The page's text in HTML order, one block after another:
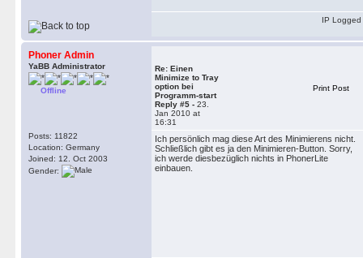
IP Logged
Phoner Admin
YaBB Administrator
Offline
Posts: 11822
Location: Germany
Joined: 12. Oct 2003
Gender:
Re: Einen
Minimize to Tray
option bei
Programm-start
Reply #5 - 23.
Jan 2010 at
16:31
Print Post
Ich persönlich mag diese Art des Minimierens nicht.
Schließlich gibt es ja den Minimieren-Button. Sorry,
ich werde diesbezüglich nichts in PhonerLite
einbauen.